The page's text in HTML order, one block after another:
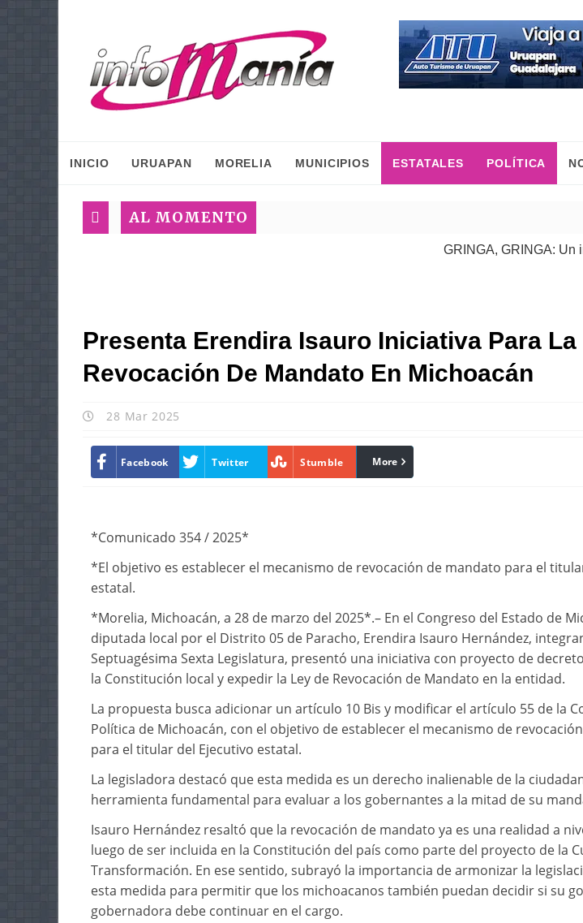
INICIO URUAPAN MORELIA MUNICIPIOS ESTATALES POLÍTICA
AL MOMENTO
GRINGA, GRINGA: Un informe
Presenta Erendira Isauro Iniciativa Para La
Revocación De Mandato En Michoacán
28 Mar 2025
Facebook Twitter Stumble linkedin
More
*Comunicado 354 / 2025*
*El objetivo es establecer el mecanismo de revocación de mandato para el
estatal.
*Morelia, Michoacán, a 28 de marzo del 2025*.– En el Congreso del Estado de
diputada local por el Distrito 05 de Paracho, Erendira Isauro Hernández,
Septuagésima Sexta Legislatura, presentó una iniciativa con proyecto de
la Constitución local y expedir la Ley de Revocación de Mandato en la entidad.
La propuesta busca adicionar un artículo 10 Bis y modificar el artículo 55 de la
Política de Michoacán, con el objetivo de establecer el mecanismo de
para el titular del Ejecutivo estatal.
La legisladora destacó que esta medida es un derecho inalienable de la
herramienta fundamental para evaluar a los gobernantes a la mitad de su
Isauro Hernández resaltó que la revocación de mandato ya es una realidad a
luego de ser incluida en la Constitución del país como parte del proyecto de la
Transformación. En ese sentido, subrayó la importancia de armonizar la
esta medida para permitir que los michoacanos también puedan decidir si su
gobernadora debe continuar en el cargo.